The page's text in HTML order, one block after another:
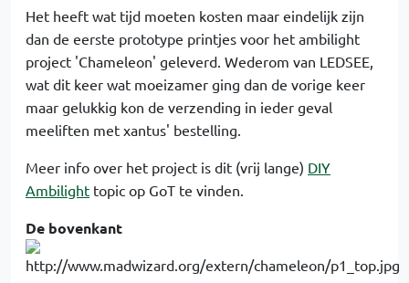
Het heeft wat tijd moeten kosten maar eindelijk zijn
dan de eerste prototype printjes voor het ambilight
project 'Chameleon' geleverd. Wederom van LEDSEE,
wat dit keer wat moeizamer ging dan de vorige keer
maar gelukkig kon de verzending in ieder geval
meeliften met xantus' bestelling.
Meer info over het project is dit (vrij lange) DIY
Ambilight topic op GoT te vinden.
De bovenkant